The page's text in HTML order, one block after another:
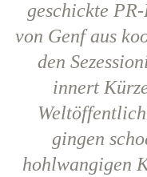
geschickte
von Genf aus
den
innert
gingen
hohlwangigen